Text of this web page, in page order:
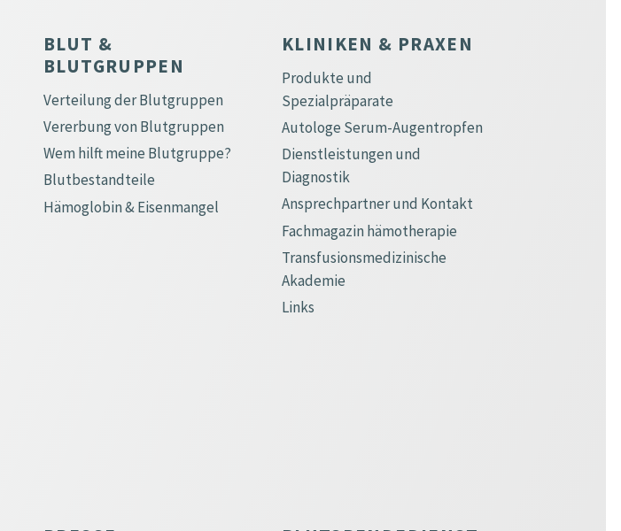
BLUT &
BLUTGRUPPEN
Verteilung der Blutgruppen
Vererbung von Blutgruppen
Wem hilft meine Blutgruppe?
Blutbestandteile
Hämoglobin & Eisenmangel
KLINIKEN & PRAXEN
Produkte und
Spezialpräparate
Autologe Serum-Augentropfen
Dienstleistungen und
Diagnostik
Ansprechpartner und Kontakt
Fachmagazin hämotherapie
Transfusionsmedizinische
Akademie
Links